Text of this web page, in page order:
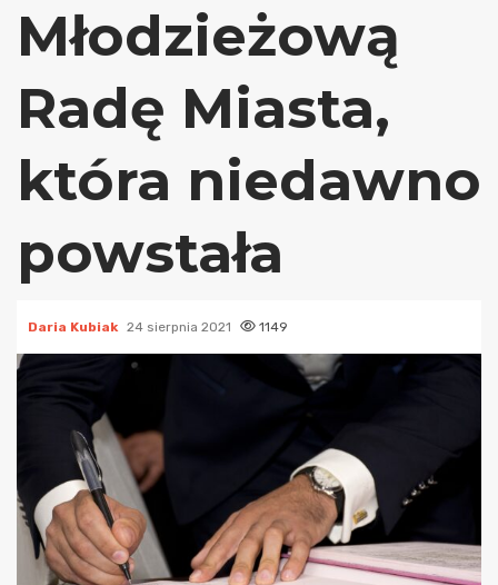
Młodzieżową
Radę Miasta,
która niedawno
powstała
Daria Kubiak 24 sierpnia 2021 1149